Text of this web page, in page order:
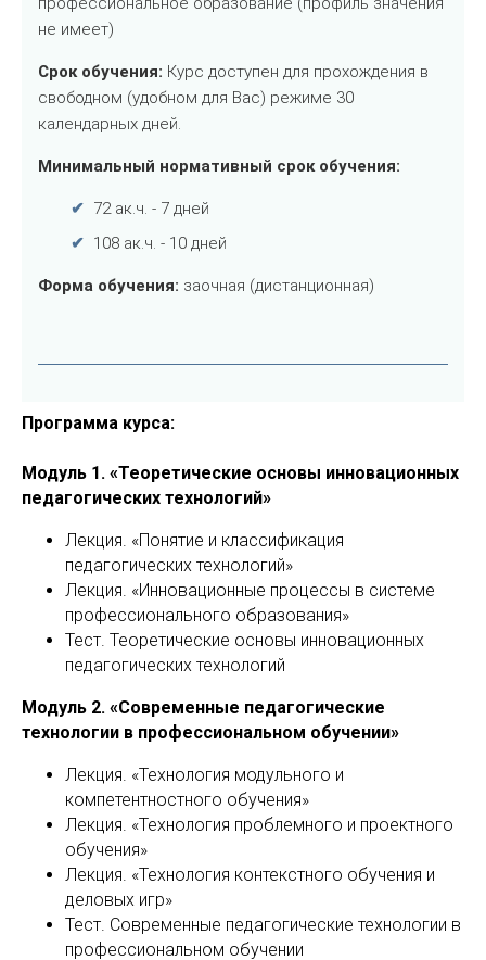
Программа курса:
Модуль 1. «Теоретические основы инновационных
педагогических технологий»
Лекция. «Понятие и классификация
педагогических технологий»
Лекция. «Инновационные процессы в системе
профессионального образования»
Тест. Теоретические основы инновационных
педагогических технологий
Модуль 2. «Современные педагогические
технологии в профессиональном обучении»
Лекция. «Технология модульного и
компетентностного обучения»
Лекция. «Технология проблемного и проектного
обучения»
Лекция. «Технология контекстного обучения и
деловых игр»
Тест. Современные педагогические технологии в
профессиональном обучении